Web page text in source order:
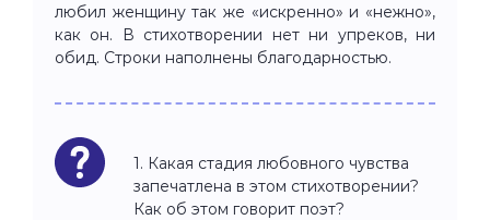
любил женщину так же «искренно» и «нежно»,
как он. В стихотворении нет ни упреков, ни
обид. Строки наполнены благодарностью.
1. Какая стадия любовного чувства
запечатлена в этом стихотворении?
Как об этом говорит поэт?